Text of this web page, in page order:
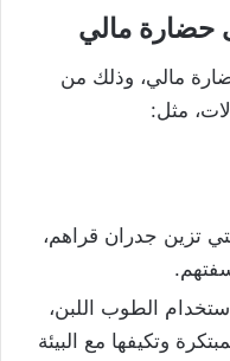
حضارة مالي
مالي، وذلك من
مثل:
تزين جدران قراهم،
الطوب اللبن،
وتكيفها مع البيئة